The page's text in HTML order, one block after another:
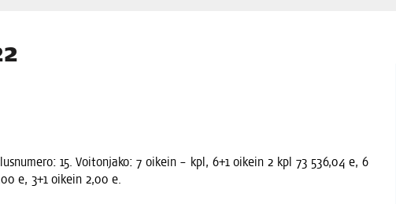
AVUSTUSTA
15. Voi­ton­ja­ko: 7 oikein – kpl, 6+1 oikein 2 kpl 73 536,04 e, 6
e, 3+1 oikein 2,00 e.